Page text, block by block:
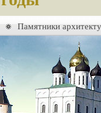
Памятники